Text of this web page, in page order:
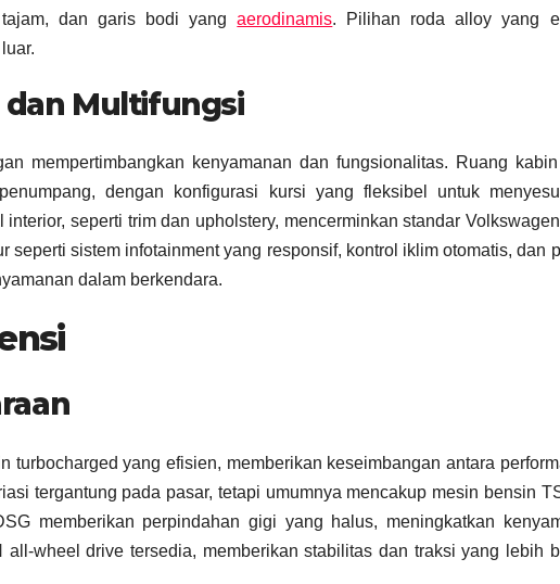
tajam, dan garis bodi yangaerodinamis. Pilihan roda alloy yang
dan Multifungsi
mempertimbangkan kenyamanan dan fungsionalitas. Ruang
dengan konfigurasi kursi yang fleksibel untuk
seperti trim dan upholstery, mencerminkan standar
seperti sistem infotainment yang responsif, kontrol iklim otomatis, dan
dalam berkendara.
turbocharged yang efisien, memberikan keseimbangan antara
tergantung pada pasar, tetapi umumnya mencakup mesin bensin
memberikan perpindahan gigi yang halus, meningkatkan
all-wheel drive tersedia, memberikan stabilitas dan traksi yang lebih